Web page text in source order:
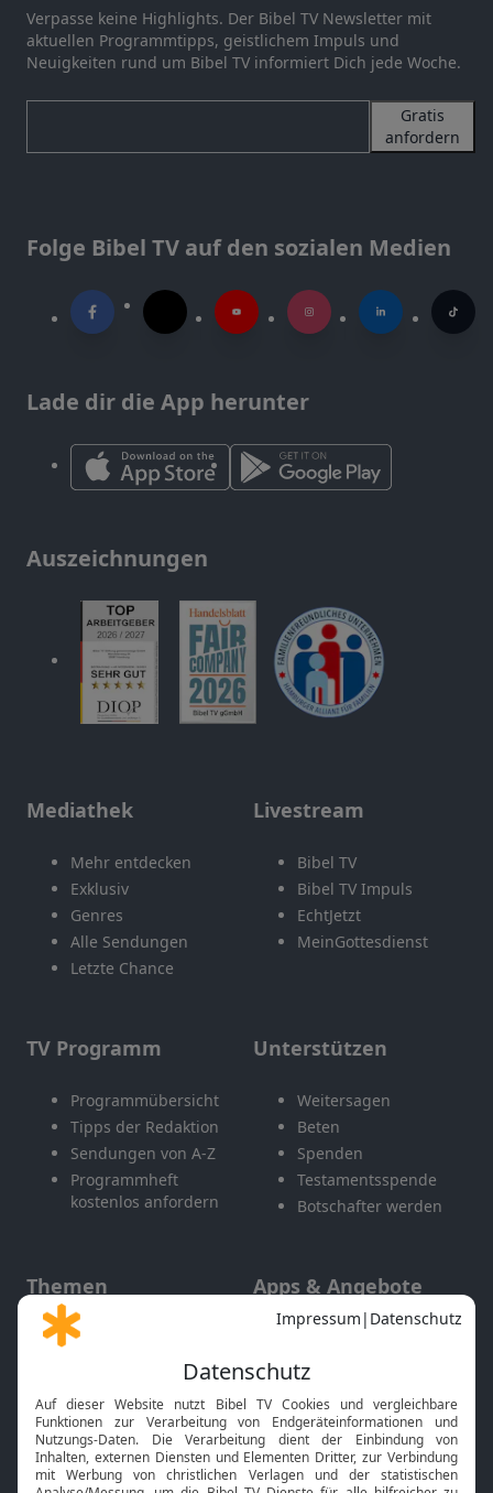
Verpasse keine Highlights. Der Bibel TV Newsletter mit
aktuellen Programmtipps, geistlichem Impuls und
Neuigkeiten rund um Bibel TV informiert Dich jede Woche.
Gratis
anfordern
Folge Bibel TV auf den sozialen Medien
Lade dir die App herunter
Auszeichnungen
Mediathek
Mehr entdecken
Exklusiv
Genres
Alle Sendungen
Letzte Chance
Livestream
Bibel TV
Bibel TV Impuls
EchtJetzt
MeinGottesdienst
TV Programm
Programmübersicht
Tipps der Redaktion
Sendungen von A-Z
Programmheft
kostenlos anfordern
Unterstützen
Weitersagen
Beten
Spenden
Testamentsspende
Botschafter werden
Themen
Gott und Bibel erklärt
Neuigkeiten
Apps & Angebote
Mobile App
Smart TV
HbbTV
Bibelthek Online-Bibel